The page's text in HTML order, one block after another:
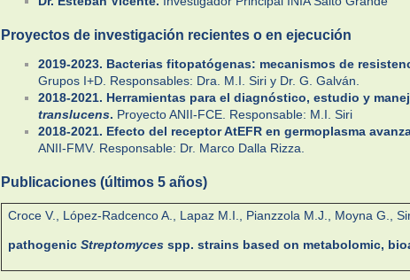
Proyectos de investigación recientes o en ejecución
2019-2023. Bacterias fitopatógenas: mecanismos de
Grupos I+D. Responsables: Dra. M.I. Siri y Dr. G. Galván.
2018-2021. Herramientas para el diagnóstico, estudio y
translucens. Proyecto ANII-FCE. Responsable: M.I. Siri
2018-2021. Efecto del receptor AtEFR en germoplasma
ANII-FMV. Responsable: Dr. Marco Dalla Rizza.
Publicaciones (últimos 5 años)
Croce V., López-Radcenco A., Lapaz M.I., Pianzzola M.J., Moyna G.,
pathogenicStreptomyces spp. strains based on metabolomic,